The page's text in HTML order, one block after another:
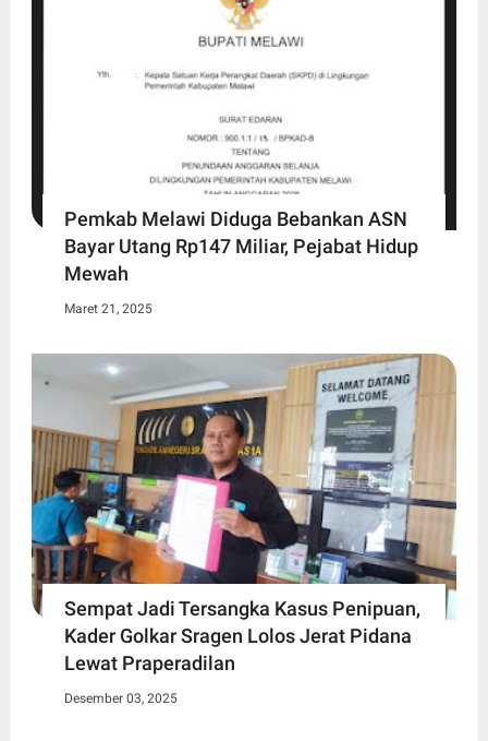
Pemkab Melawi Diduga Bebankan ASN
Bayar Utang Rp147 Miliar, Pejabat Hidup
Mewah
Maret 21, 2025
Sempat Jadi Tersangka Kasus Penipuan,
Kader Golkar Sragen Lolos Jerat Pidana
Lewat Praperadilan
Desember 03, 2025